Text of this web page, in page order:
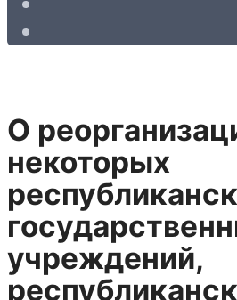
О
некоторых
учреждений,